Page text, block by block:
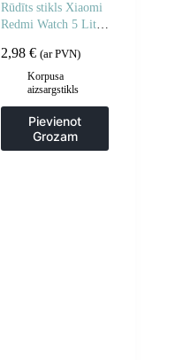
Rūdīts stikls Xiaomi
Redmi Watch 5 Lite
2,98€ (ar PVN)
Korpusa
aizsargstikls
Pievienot
Grozam